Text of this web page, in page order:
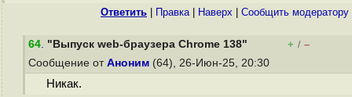
Ответить Правка| Наверх Cообщить модератору
64. "Выпуск web-браузера Chrome 138" + / –
Сообщение от Аноним (64), 26-Июн-25, 20:30
Никак.